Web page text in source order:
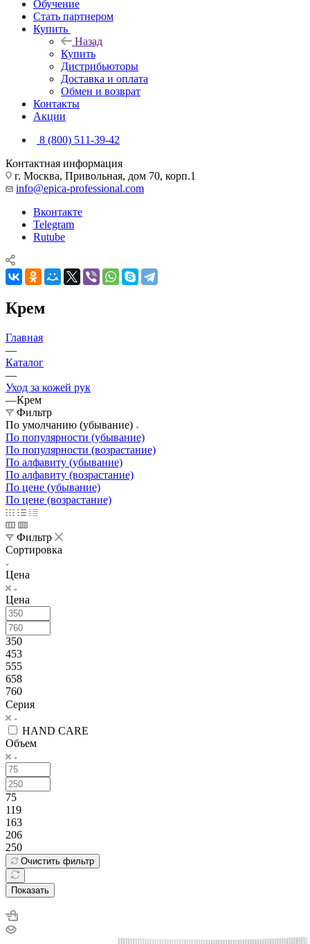
Обучение
Стать партнером
Купить
Назад
Купить
Дистрибьюторы
Доставка и оплата
Обмен и возврат
Контакты
Акции
8 (800) 511-39-42
Контактная информация
г. Москва, Привольная, дом 70, корп.1
info@epica-professional.com
Вконтакте
Telegram
Rutube
Крем
Главная
—
Каталог
—
Уход за кожей рук
—Крем
Фильтр
По умолчанию (убывание)
По популярности (убывание)
По популярности (возрастание)
По алфавиту (убывание)
По алфавиту (возрастание)
По цене (убывание)
По цене (возрастание)
Фильтр
Сортировка
Цена
Цена
350
453
555
658
760
Серия
HAND CARE
Объем
75
119
163
206
250
Очистить фильтр
Показать